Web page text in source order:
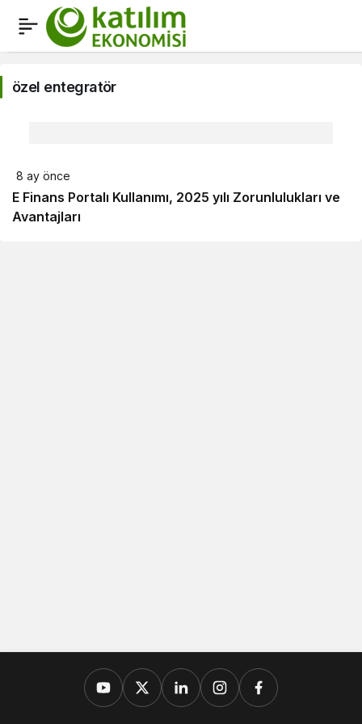
özel
entegratör
özel entegratör
8 ay önce
E Finans Portalı Kullanımı, 2025 yılı Zorunlulukları ve
Avantajları